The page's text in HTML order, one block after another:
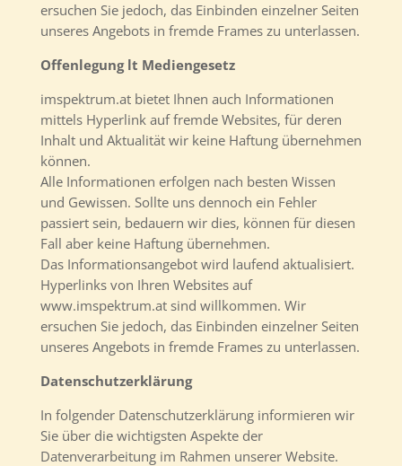
ersuchen Sie jedoch, das Einbinden einzelner Seiten
unseres Angebots in fremde Frames zu unterlassen.
Offenlegung lt Mediengesetz
imspektrum.at bietet Ihnen auch Informationen
mittels Hyperlink auf fremde Websites, für deren
Inhalt und Aktualität wir keine Haftung übernehmen
können.
Alle Informationen erfolgen nach besten Wissen
und Gewissen. Sollte uns dennoch ein Fehler
passiert sein, bedauern wir dies, können für diesen
Fall aber keine Haftung übernehmen.
Das Informationsangebot wird laufend aktualisiert.
Hyperlinks von Ihren Websites auf
www.imspektrum.at sind willkommen. Wir
ersuchen Sie jedoch, das Einbinden einzelner Seiten
unseres Angebots in fremde Frames zu unterlassen.
Datenschutzerklärung
In folgender Datenschutzerklärung informieren wir
Sie über die wichtigsten Aspekte der
Datenverarbeitung im Rahmen unserer Website.